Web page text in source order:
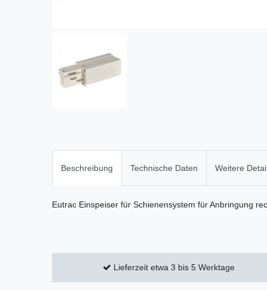
Beschreibung Technische Daten Weitere
Eutrac Einspeiser für Schienensystem für Anbringung
Lieferzeit etwa 3 bis 5 Werktage